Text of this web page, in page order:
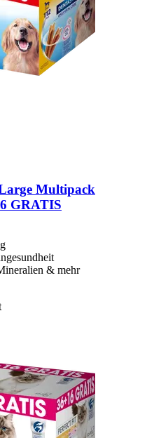
Multipack
GRATIS
& mehr